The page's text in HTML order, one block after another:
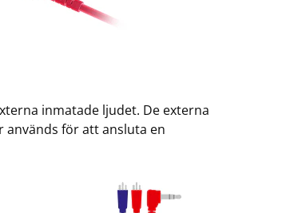
inmatade ljudet. De externa
för att ansluta en